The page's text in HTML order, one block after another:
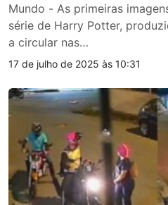
Mundo - As primeiras
série de Harry Potter,
a circular nas…
17 de julho de 2025 às 10:31